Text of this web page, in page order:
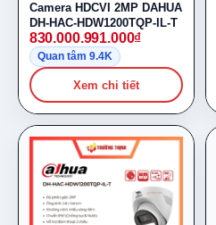
Camera HDCVI 2MP DAHUA
DH-HAC-HDW1200TQP-IL-T
830.000.991.000₫
Quan tâm 9.4K
Xem chi tiết